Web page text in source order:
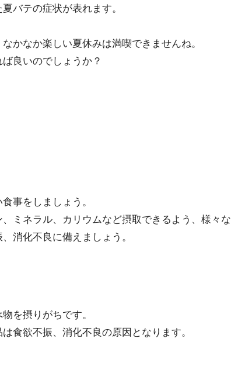
バテの症状が表れます。
かなか楽しい夏休みは満喫できませんね。
良いのでしょうか？
事をしましょう。
ミネラル、カリウムなど摂取できるよう、様々な
消化不良に備えましょう。
を摂りがちです。
食欲不振、消化不良の原因となります。